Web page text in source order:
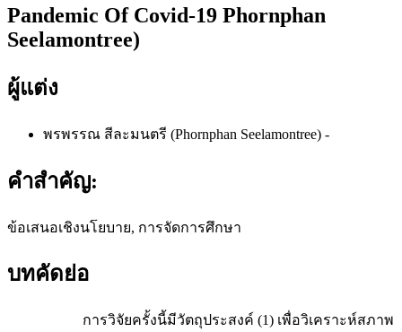
Pandemic Of Covid-19 Phornphan
Seelamontree)
ผู้แต่ง
พรพรรณ สีละมนตรี (Phornphan Seelamontree) -
คำสำคัญ:
ข้อเสนอเชิงนโยบาย, การจัดการศึกษา
บทคัดย่อ
การวิจัยครั้งนี้มีวัตถุประสงค์ (1) เพื่อวิเคราะห์สภาพ